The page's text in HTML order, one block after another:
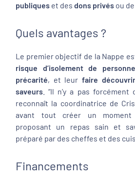
publiques et des dons privés ou de
Quels avantages ?
Le premier objectif de la Nappe
risque d’isolement de
précarité, et leur faire
saveurs . “Il n’y a pas forcément
reconnaît la coordinatrice de
avant tout créer un moment
proposant un repas sain et
préparé par des cheffes et des
Financements